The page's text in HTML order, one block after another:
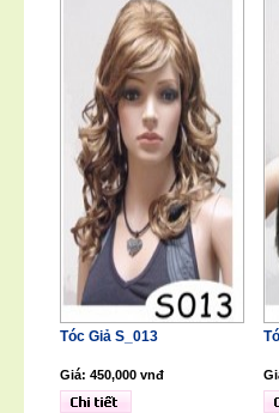
Tóc Giả S_013
Giá: 450,000 vnđ